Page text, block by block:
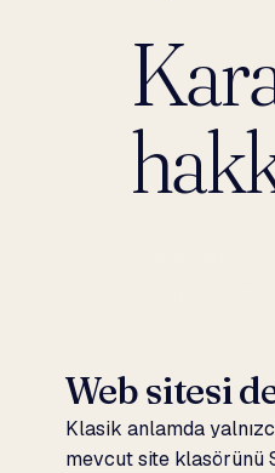
Öne
Web sitesi
Klasik anlamda
mevcut site klasörünü